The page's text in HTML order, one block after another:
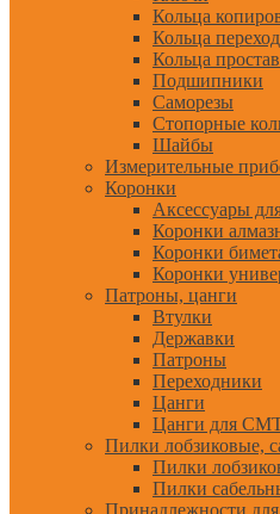
Кольца
Кольца
Кольца
Подшипники
Саморезы
Стопорные
Шайбы
Измерительные
Коронки
Аксессуары
Коронки
Коронки
Коронки
Патроны, цанги
Втулки
Державки
Патроны
Переходники
Цанги
Цанги для
Пилки лобзиковые,
Пилки
Пилки
Принадлежности